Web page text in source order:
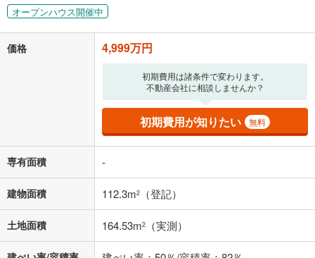
る値は、実際の金融機関等における貸出金利とは何ら関係がなく、実際
の金融機関等における貸出金利を何ら保証するものではありません。返
済方法「元利均等返済」にて算出しております。入力された金利を35年
適用した場合の計算結果を表示しています。
その他月額費用や、初期費用がかかります。ご注意ください。実際にお
借り入れの際は各金融機関等に、必ずご自身でご確認をお願いいたしま
条件によってお借り入れができないことがあります。
不動産会社に購入相談をする 無料
閉じる
オープンハウス開催中
価格 4,999万円
初期費用は諸条件で変わります。
不動産会社に相談しませんか？
初期費用が知りたい 無料
専有面積 -
建物面積 112.3m2 （登記）
土地面積 164.53m2 （実測）